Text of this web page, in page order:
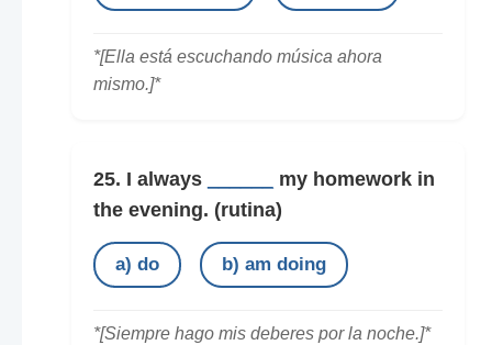
*[Ella está escuchando música ahora
mismo.]*
25. I always
my homework in
the evening. (rutina)
a) do b) am doing
*[Siempre hago mis deberes por la noche.]*